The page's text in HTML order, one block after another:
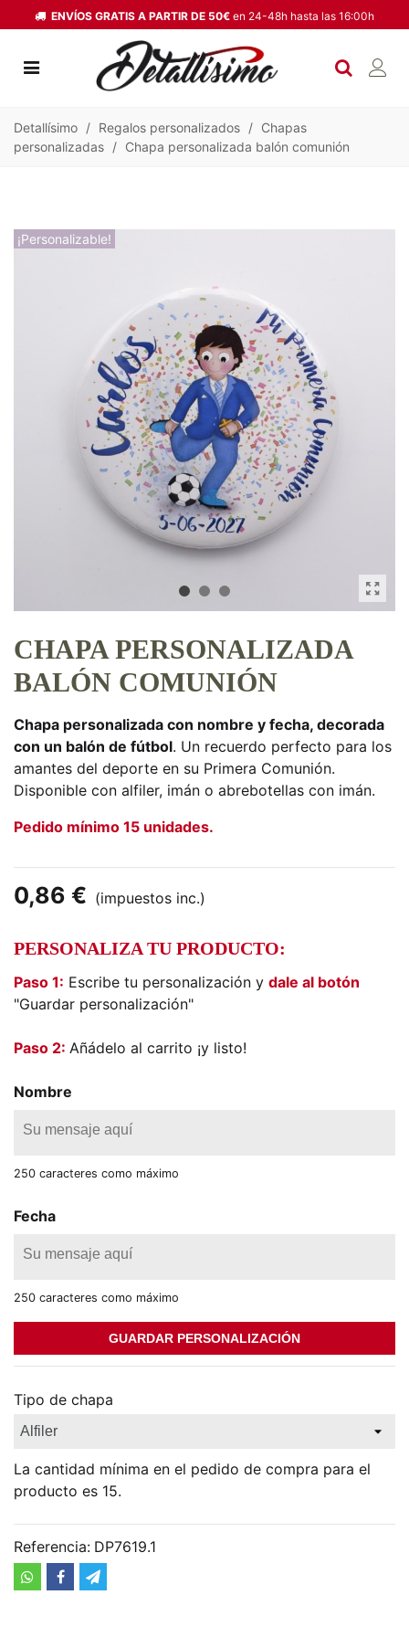
ENVÍOS GRATIS A PARTIR DE 50€ en 24-48h hasta las 16:00h
Detallísimo / Regalos personalizados / Chapas
personalizadas / Chapa personalizada balón comunión
¡Personalizable!
CHAPA PERSONALIZADA
BALÓN COMUNIÓN
Chapa personalizada con nombre y fecha, decorada
con un balón de fútbol. Un recuerdo perfecto para los
amantes del deporte en su Primera Comunión.
Disponible con alfiler, imán o abrebotellas con imán.
Pedido mínimo 15 unidades.
0,86 € (impuestos inc.)
PERSONALIZA TU PRODUCTO:
Paso 1: Escribe tu personalización y dale al botón
"Guardar personalización"
Paso 2: Añádelo al carrito ¡y listo!
Nombre
250 caracteres como máximo
Fecha
250 caracteres como máximo
GUARDAR PERSONALIZACIÓN
Tipo de chapa
La cantidad mínima en el pedido de compra para el
producto es 15.
Referencia: DP7619.1